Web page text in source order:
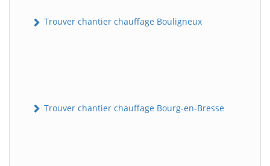
Trouver chantier chauffage Bouligneux
Trouver chantier chauffage Bourg-en-Bresse